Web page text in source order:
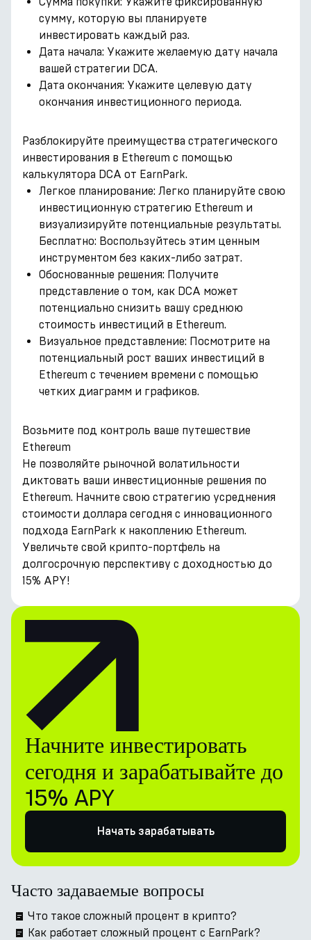
сумму, которую вы планируете
инвестировать каждый раз.
Дата начала: Укажите желаемую дату начала
вашей стратегии DCA.
Дата окончания: Укажите целевую дату
окончания инвестиционного периода.
Разблокируйте преимущества стратегического
инвестирования в Ethereum с помощью
калькулятора DCA от EarnPark.
Легкое планирование: Легко планируйте свою
инвестиционную стратегию Ethereum и
визуализируйте потенциальные результаты.
Бесплатно: Воспользуйтесь этим ценным
инструментом без каких-либо затрат.
Обоснованные решения: Получите
представление о том, как DCA может
потенциально снизить вашу среднюю
стоимость инвестиций в Ethereum.
Визуальное представление: Посмотрите на
потенциальный рост ваших инвестиций в
Ethereum с течением времени с помощью
четких диаграмм и графиков.
Возьмите под контроль ваше путешествие
Ethereum
Не позволяйте рыночной волатильности
диктовать ваши инвестиционные решения по
Ethereum. Начните свою стратегию усреднения
стоимости доллара сегодня с инновационного
подхода EarnPark к накоплению Ethereum.
Увеличьте свой крипто-портфель на
долгосрочную перспективу с доходностью до
15% APY!
Начните инвестировать
сегодня и зарабатывайте до
15% APY
Начать зарабатывать
Часто задаваемые вопросы
Что такое сложный процент в крипто?
Как работает сложный процент с EarnPark?